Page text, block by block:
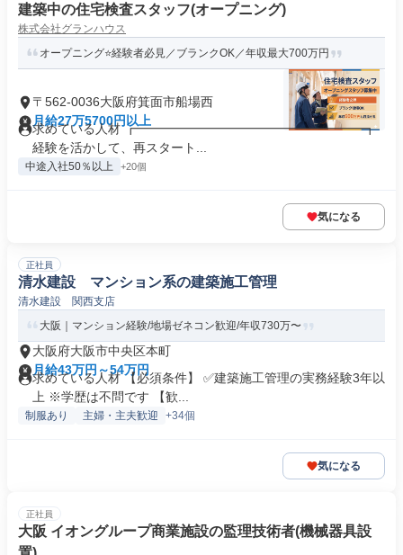
建築中の住宅検査スタッフ(オープニング)
株式会社グランハウス
オープニング⭐経験者必見／ブランクOK／年収最大700万円
〒562-0036大阪府箕面市船場西
月給27万5700円以上
求めている人材 ┏━━━━━━━━━━━━━━━━━━┓
経験を活かして、再スタート...
中途入社50％以上 +20個
気になる
正社員
清水建設 マンション系の建築施工管理
清水建設 関西支店
大阪｜マンション経験/地場ゼネコン歓迎/年収730万〜
大阪府大阪市中央区本町
月給43万円～54万円
求めている人材 【必須条件】 ✅建築施工管理の実務経験3年以
上 ※学歴は不問です 【歓...
制服あり 主婦・主夫歓迎 +34個
気になる
正社員
大阪 イオングループ商業施設の監理技術者(機械器具設